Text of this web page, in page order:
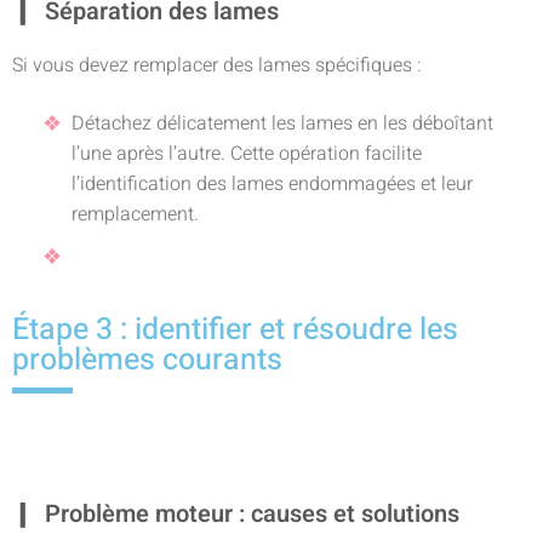
Séparation des lames
Si vous devez remplacer des lames spécifiques :
Détachez délicatement les lames en les déboîtant
l’une après l’autre. Cette opération facilite
l’identification des lames endommagées et leur
remplacement.
Étape 3 : identifier et résoudre les
problèmes courants
Problème moteur : causes et solutions